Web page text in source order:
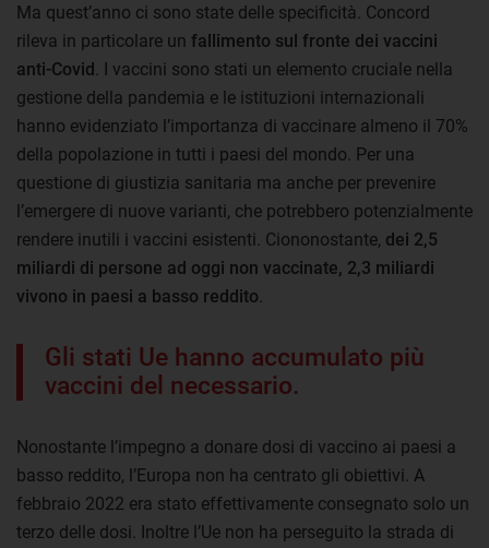
Ma quest’anno ci sono state delle specificità. Concord
rileva in particolare un fallimento sul fronte dei vaccini
anti-Covid . I vaccini sono stati un elemento cruciale nella
gestione della pandemia e le istituzioni internazionali
hanno evidenziato l’importanza di vaccinare almeno il 70%
della popolazione in tutti i paesi del mondo. Per una
questione di giustizia sanitaria ma anche per prevenire
l’emergere di nuove varianti, che potrebbero potenzialmente
rendere inutili i vaccini esistenti. Ciononostante, dei 2,5
miliardi di persone ad oggi non vaccinate, 2,3 miliardi
vivono in paesi a basso reddito
Gli stati Ue hanno accumulato più
vaccini del necessario.
Nonostante l’impegno a donare dosi di vaccino ai paesi a
basso reddito, l’Europa non ha centrato gli obiettivi. A
febbraio 2022 era stato effettivamente consegnato solo un
terzo delle dosi. Inoltre l’Ue non ha perseguito la strada di